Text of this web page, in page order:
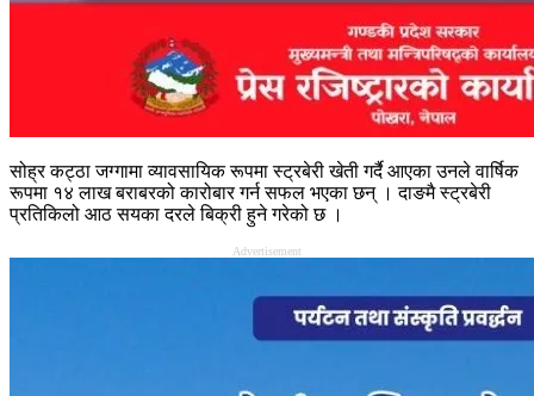
सोह्र कट्ठा जग्गामा व्यावसायिक रूपमा स्ट्रबेरी खेती गर्दै आएका उनले वार्षिक
रूपमा १४ लाख बराबरको कारोबार गर्न सफल भएका छन् । दाङमै स्ट्रबेरी
प्रतिकिलो आठ सयका दरले बिक्री हुने गरेको छ ।
Advertisement